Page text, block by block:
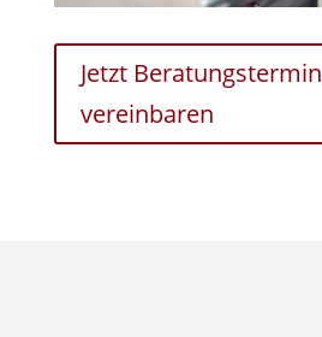
Jetzt Beratungstermin
vereinbaren